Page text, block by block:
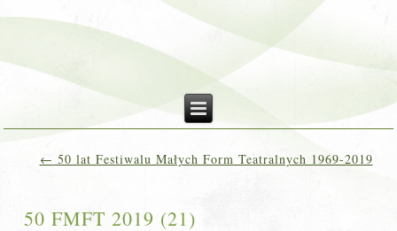
← 50 lat Festiwalu Małych Form Teatralnych 1969-2019
50 FMFT 2019 (21)